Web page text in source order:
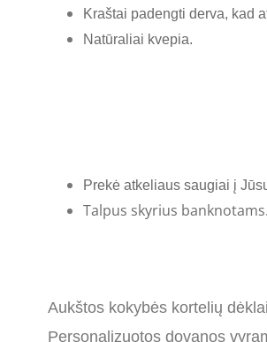
Kraštai padengti derva, kad
Natūraliai kvepia.
Prekė atkeliaus saugiai į
Talpus skyrius banknotams.
Aukštos kokybės kortelių
Personalizuotos dovanos